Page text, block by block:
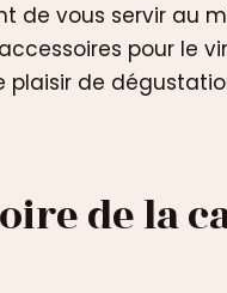
de vous servir au
pour le
plaisir de
de la